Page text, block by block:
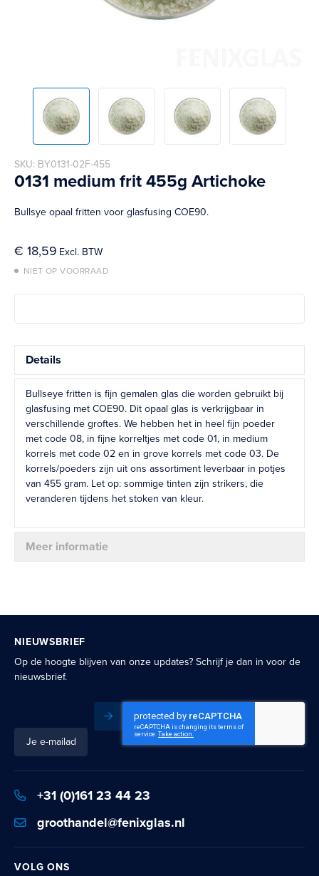
SKU BY0131-02F-455
0131 medium frit 455g Artichoke
Bullsye opaal fritten voor glasfusing COE90.
NIET OP VOORRAAD
€ 18,59
to
the
of
gallery
Details
Bullseye fritten is fijn gemalen glas die worden gebruikt bij
glasfusing met COE90. Dit opaal glas is verkrijgbaar in
verschillende groftes. We hebben het in heel fijn poeder
met code 08, in fijne korreltjes met code 01, in medium
korrels met code 02 en in grove korrels met code 03. De
korrels/poeders zijn uit ons assortiment leverbaar in potjes
van 455 gram. Let op: sommige tinten zijn strikers, die
veranderen tijdens het stoken van kleur.
Meer informatie
NIEUWSBRIEF
Op de hoogte blijven van onze updates? Schrijf je dan in voor de
nieuwsbrief.
Schrijf
onze
Inschrijven
+31 (0)161 23 44 23
groothandel@fenixglas.nl
VOLG ONS